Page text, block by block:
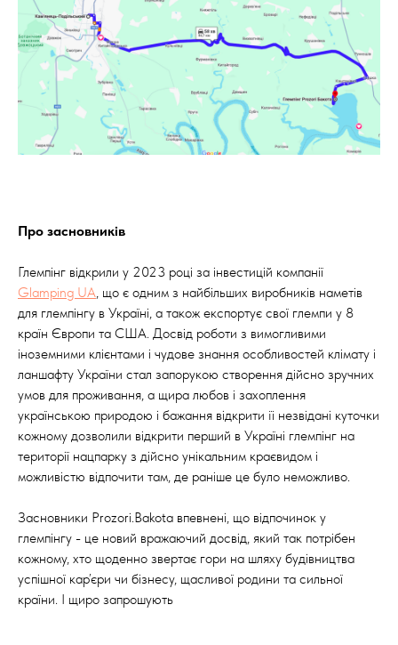
Про засновників
Глемпінг відкрили у 2023 році за інвестицій компанії
Glamping UA, що є одним з найбільших виробників наметів
для глемпінгу в Україні, а також експортує свої глемпи у 8
країн Європи та США. Досвід роботи з вимогливими
іноземними клієнтами і чудове знання особливостей клімату і
ланшафту України стал запорукою створення дійсно зручних
умов для проживання, а щира любов і захоплення
українською природою і бажання відкрити її незвідані куточки
кожному дозволили відкрити перший в Україні глемпінг на
території нацпарку з дійсно унікальним краєвидом і
можливістю відпочити там, де раніше це було неможливо.
Засновники Prozori.Bakota впевнені, що відпочинок у
глемпінгу - це новий вражаючий досвід, який так потрібен
кожному, хто щоденно звертає гори на шляху будівництва
успішної кар’єри чи бізнесу, щасливої родини та сильної
країни. І щиро запрошують